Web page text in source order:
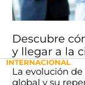
Descubre
y llegar a la
INTERNACIONAL
La evolución
global y su